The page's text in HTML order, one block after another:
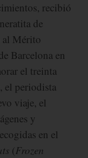
recibió
de
al Mérito
Barcelona en
el treinta
el periodista
viaje, el
y
en el
(Frozen